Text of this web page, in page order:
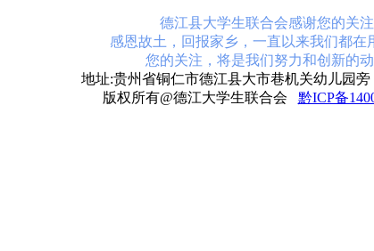
德江县大学生联合会感谢您的关注
感恩故土，回报家乡，一直以来我们都在
您的关注，将是我们努力和创新的
地址:贵州省铜仁市德江县大市巷机关幼儿园旁
版权所有@德江大学生联合会 黔ICP备